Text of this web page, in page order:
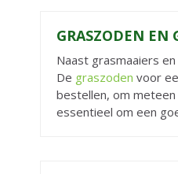
GRASZODEN EN
Naast grasmaaiers
De graszoden voor
bestellen, om
essentieel om een